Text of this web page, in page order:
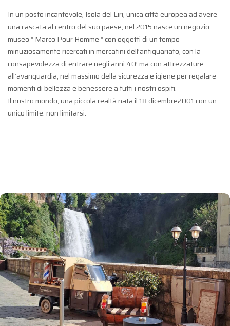
In un posto incantevole, Isola del Liri, unica città europea ad avere
una cascata al centro del suo paese, nel 2015 nasce un negozio
museo ” Marco Pour Homme ” con oggetti di un tempo
minuziosamente ricercati in mercatini dell’antiquariato, con la
consapevolezza di entrare negli anni 40′ ma con attrezzature
all’avanguardia, nel massimo della sicurezza e igiene per regalare
momenti di bellezza e benessere a tutti i nostri ospiti.
Il nostro mondo, una piccola realtà nata il 18 dicembre2001 con un
unico limite: non limitarsi.